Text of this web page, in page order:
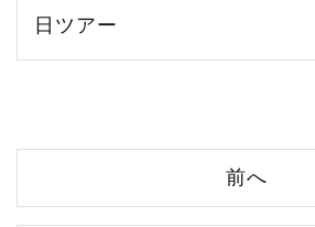
日ツアー
前へ